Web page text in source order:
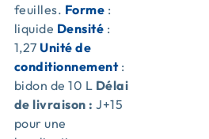
feuilles. Forme :
liquide Densité :
1,27Unité de
conditionnement:
bidon de 10 L Délai
de livraison : J+15
pour une